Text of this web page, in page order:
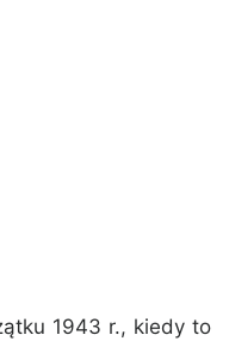
1943 r., kiedy to